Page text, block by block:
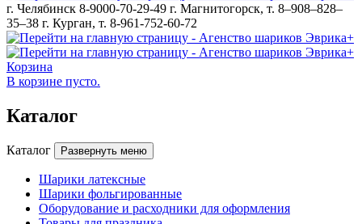
г. Челябинск 8-9000-70-29-49 г. Магнитогорск, т. 8–908–828–
35–38 г. Курган, т. 8-961-752-60-72
Корзина
В корзине пусто.
Каталог
Каталог Развернуть меню
Шарики латексные
Шарики фольгированные
Оборудование и расходники для оформления